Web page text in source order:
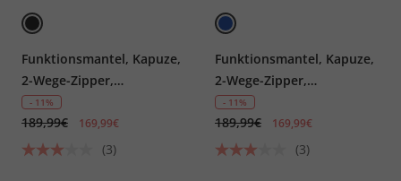
Funktionsmantel, Kapuze,
2-Wege-Zipper,
Doppeltaschen
- 11%
189,99€ 169,99€
(3)
Funktionsmantel, Kapuze,
2-Wege-Zipper,
Doppeltaschen
- 11%
189,99€ 169,99€
(3)